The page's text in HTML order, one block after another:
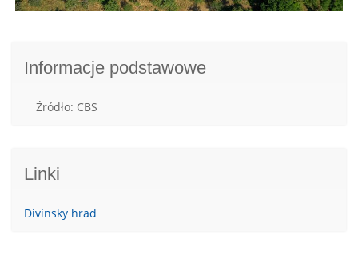
Informacje podstawowe
Źródło: CBS
Linki
Divínsky hrad